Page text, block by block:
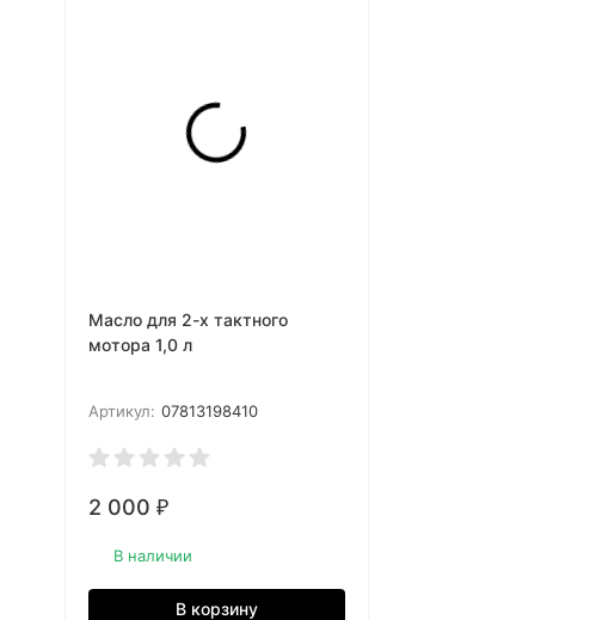
Масло для 2-х тактного
мотора 1,0 л
Артикул: 07813198410
2 000 ₽
В наличии
В корзину